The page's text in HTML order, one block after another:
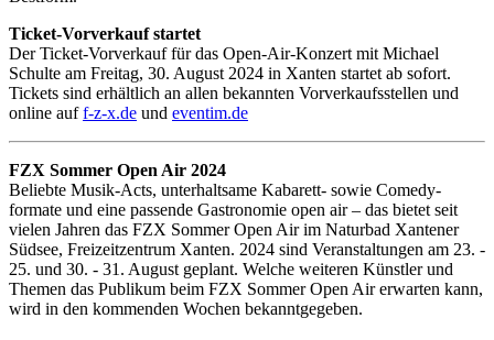
Ticket-Vorverkauf startet
Der Ticket-Vorverkauf für das Open-Air-Konzert mit Michael
Schulte am Freitag, 30. August 2024 in Xanten startet ab sofort.
Tickets sind erhältlich an allen bekannten Vorverkaufsstellen und
online auff-z-x.de und eventim.de
FZX Sommer Open Air 2024
Beliebte Musik-Acts, unterhaltsame Kabarett- sowie Comedy-
formate und eine passende Gastronomie open air – das bietet seit
vielen Jahren das FZX Sommer Open Air im Naturbad Xantener
Südsee, Freizeitzentrum Xanten. 2024 sind Veranstaltungen am 23. -
25. und 30. - 31. August geplant. Welche weiteren Künstler und
Themen das Publikum beim FZX Sommer Open Air erwarten kann,
wird in den kommenden Wochen bekanntgegeben.